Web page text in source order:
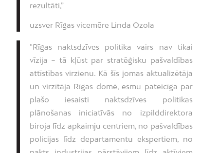
rezultāti,”
uzsver Rīgas vicemēre Linda Ozola
“Rīgas naktsdzīves politika vairs nav tikai
vīzija – tā kļūst par stratēģisku pašvaldības
attīstības virzienu. Kā šīs jomas aktualizētāja
un virzītāja Rīgas domē, esmu pateicīga par
plašo iesaisti naktsdzīves politikas
plānošanas iniciatīvās no izpilddirektora
biroja līdz apkaimju centriem, no pašvaldības
policijas līdz departamentu ekspertiem, no